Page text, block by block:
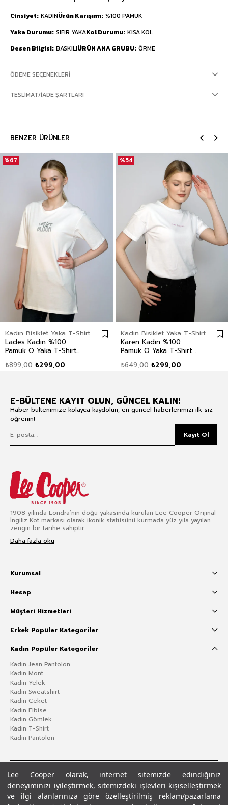
Lee Cooper olarak, internet sitemizde edindiğiniz
deneyiminizi iyileştirmek, sitemizdeki işlevleri kişiselleştirmek
ve ilgi alanlarınıza göre özelleştirilmiş reklam/pazarlama
Cinsiyet KADINÜrün Karışımı %100 PAMUK
Yaka Durumu SIFIR YAKAKol Durumu KISA KOL
Desen Bilgisi BASKILIÜRÜN ANA GRUBU ÖRME
ÖDEME SEÇENEKLERI
TESLIMAT/İADE ŞARTLARI
BENZER ÜRÜNLER
Kadın Bisiklet Yaka T-Shirt
Lades Kadın %100
Pamuk O Yaka T-Shirt
₺299,00
₺899,00
%67
Kadın Bisiklet Yaka T-Shirt
Karen Kadın %100
Pamuk O Yaka T-Shirt
₺299,00
₺649,00
%54
E-BÜLTENE KAYIT OLUN, GÜNCEL KALIN!
Haber bültenimize kolayca kaydolun, en güncel haberlerimizi ilk siz
öğrenin!
Kayıt Ol
1908 yılında Londra’nın doğu yakasında kurulan Lee Cooper Orijinal
İngiliz Kot markası olarak ikonik statüsünü kurmada yüz yıla yayılan
zengin bir tarihe sahiptir.
Daha fazla oku
Kurumsal
Hesap
Müşteri Hizmetleri
Erkek Popüler Kategoriler
Kadın Popüler Kategoriler
Kadın Jean Pantolon
Kadın Mont
Kadın Yelek
Kadın Sweatshirt
Kadın Ceket
Kadın Elbise
Kadın Gömlek
Kadın T-Shirt
Kadın Pantolon